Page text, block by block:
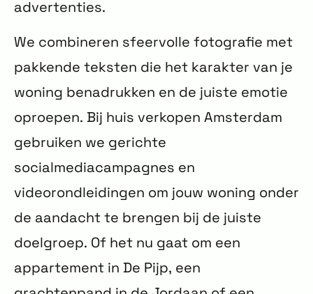
advertenties.
We combineren sfeervolle fotografie met
pakkende teksten die het karakter van je
woning benadrukken en de juiste emotie
oproepen. Bij huis verkopen Amsterdam
gebruiken we gerichte
socialmediacampagnes en
videorondleidingen om jouw woning onder
de aandacht te brengen bij de juiste
doelgroep. Of het nu gaat om een
appartement in De Pijp, een